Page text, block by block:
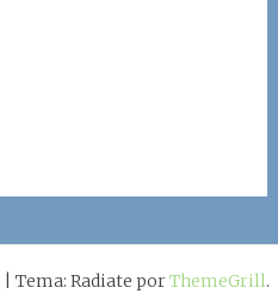
Tema: Radiate porThemeGrill.